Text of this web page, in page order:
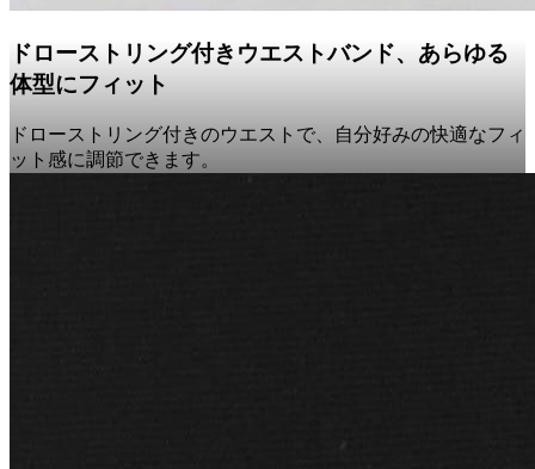
ドローストリング付きウエストバンド、あらゆる
体型にフィット
ドローストリング付きのウエストで、自分好みの快適なフィ
ット感に調節できます。